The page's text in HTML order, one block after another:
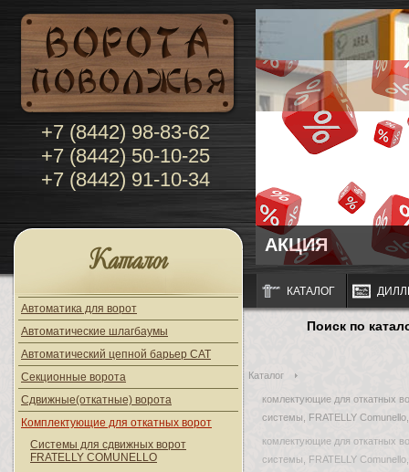
+7 (8442) 98-83-62
+7 (8442) 50-10-25
+7 (8442) 91-10-34
АКЦИЯ
Каталог
Автоматика для ворот
Автоматические шлагбаумы
Автоматический цепной барьер CAT
Секционные ворота
Сдвижные(откатные) ворота
Комплектующие для откатных ворот
Системы для сдвижных ворот
FRATELLY COMUNELLO
КАТАЛОГ
Поиск по
Каталог
комлектующие для откатных
системы, FRATELLY
комлектующие для откатных
системы, FRATELLY